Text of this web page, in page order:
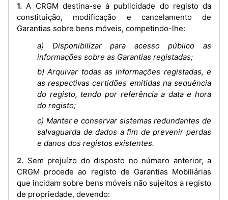
1. A CRGM destina-se à publicidade do registo da
constituição, modificação e cancelamento de
Garantias sobre bens móveis, competindo-lhe:
a) Disponibilizar para acesso público as
informações sobre as Garantias registadas;
b) Arquivar todas as informações registadas, e
as respectivas certidões emitidas na sequência
do registo, tendo por referência a data e hora
do registo;
c) Manter e conservar sistemas redundantes de
salvaguarda de dados a fim de prevenir perdas
e danos dos registos existentes.
2. Sem prejuízo do disposto no número anterior, a
CRGM procede ao registo de Garantias Mobiliárias
que incidam sobre bens móveis não sujeitos a registo
de propriedade, devendo: